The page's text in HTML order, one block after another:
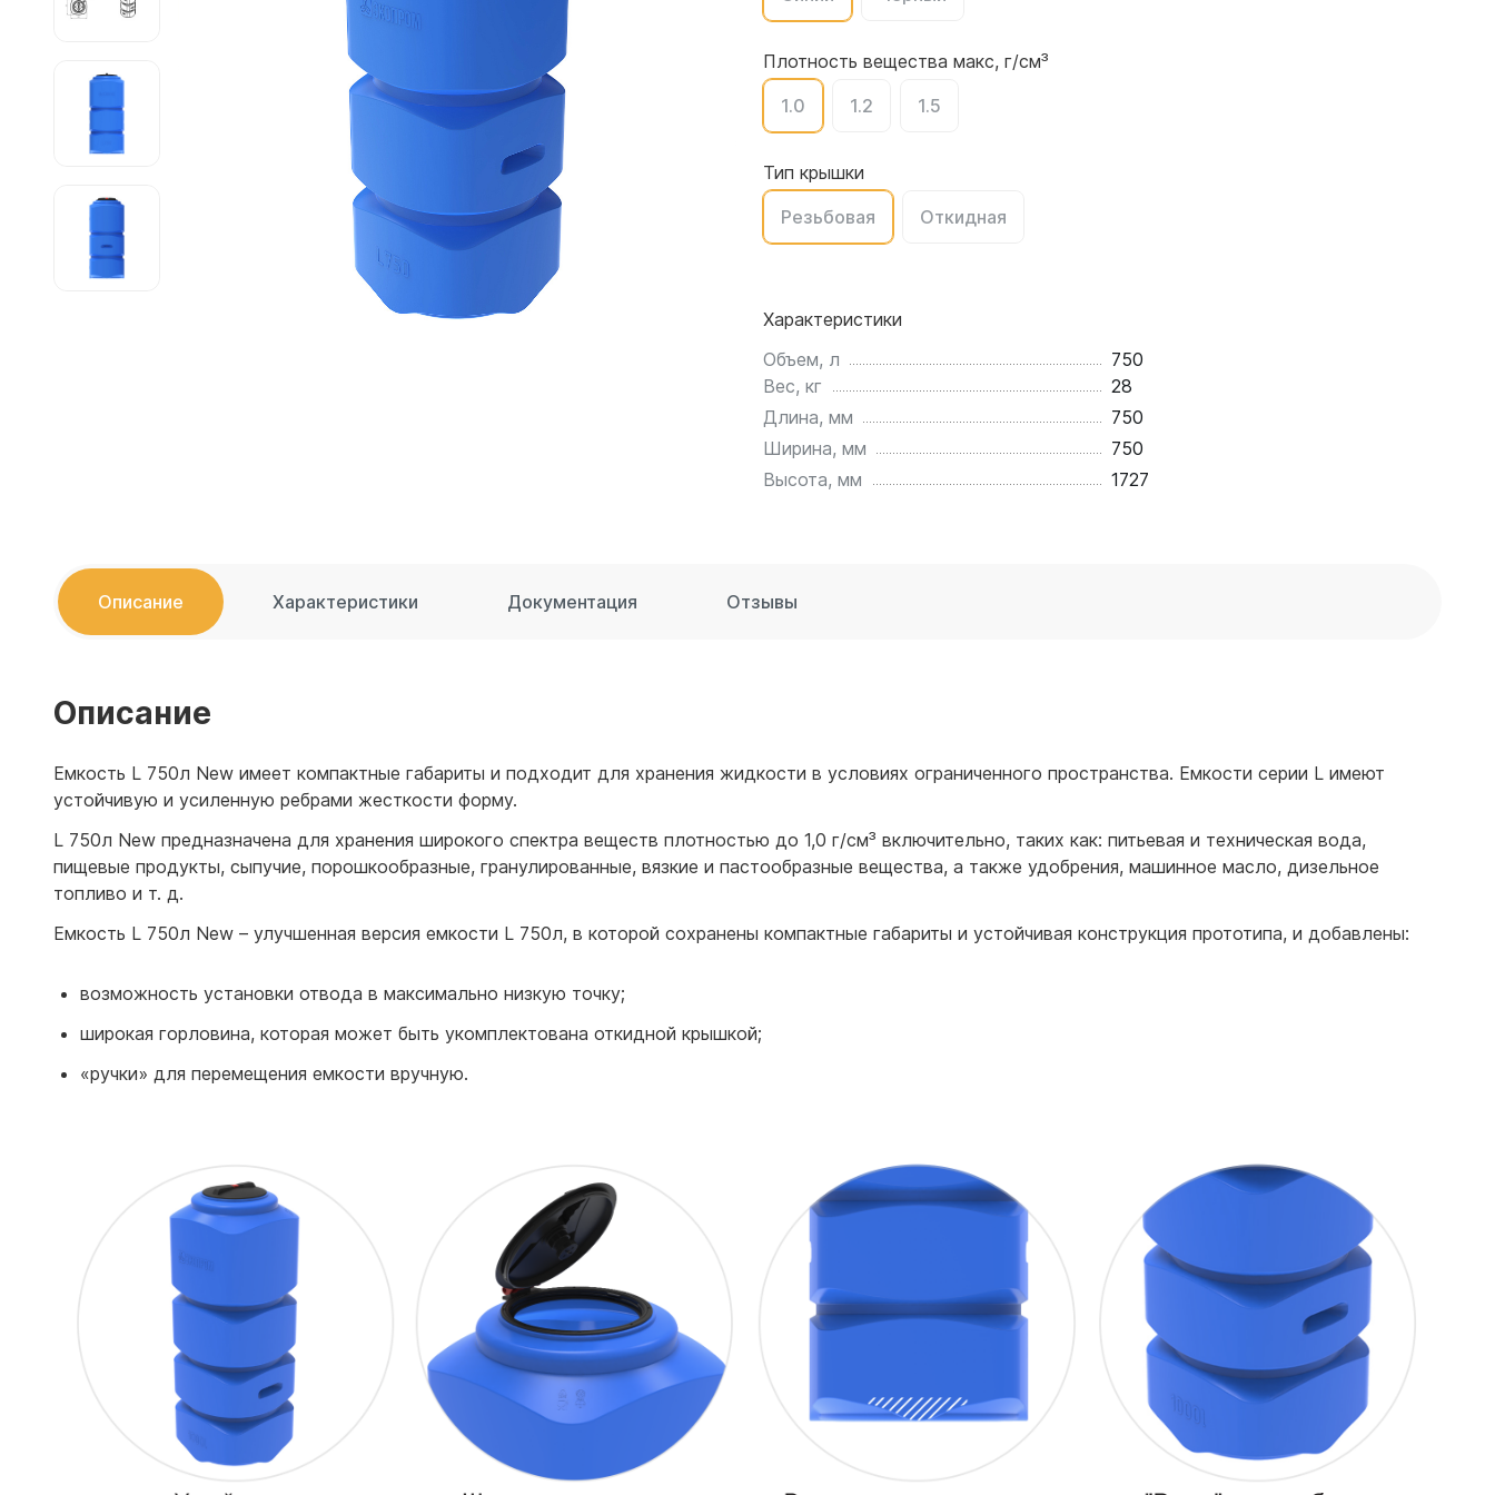
Емкости для воды 4500 литров
Емкости для воды 4000 литров
Емкости для воды 3000 литров
Емкости для воды 2500 литров
Емкости для воды 2000 литров
Емкости для воды 1500 литров
Емкости для воды 1000 литров
Емкости для воды 750 литров
Емкости для воды 600 литров
Емкости для воды 500 литров
Емкости для воды 400 литров
ЦКТ для ферментации
Плотность вещества макс, г/см³
1.0
1.2 1.5
Тип крышки
Резьбовая
Откидная
Характеристики
Объем, л
750
Вес, кг
28
Длина, мм
750
Ширина, мм
750
Высота, мм
1727
Описание Характеристики Документация Отзывы
Описание
Емкость L 750л New имеет компактные габариты и подходит для хранения жидкости в условиях ограниченного пространства. Емкости серии L имеют
устойчивую и усиленную ребрами жесткости форму.
L 750л New предназначена для хранения широкого спектра веществ плотностью до 1,0 г/см³ включительно, таких как: питьевая и техническая вода,
пищевые продукты, сыпучие, порошкообразные, гранулированные, вязкие и пастообразные вещества, а также удобрения, машинное масло, дизельное
топливо и т. д.
Емкость L 750л New – улучшенная версия емкости L 750л, в которой сохранены компактные габариты и устойчивая конструкция прототипа, и добавлены:
возможность установки отвода в максимально низкую точку;
широкая горловина, которая может быть укомплектована откидной крышкой;
«ручки» для перемещения емкости вручную.